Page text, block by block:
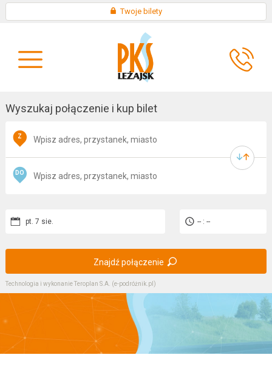
Skip
to
Twoje bilety
×
FIRMIE
Wyszukaj połączenie i kup bilet
Technologia i wykonanieTeroplan S.A. (e-podróżnik.pl)
Z
DO
pt. 7 sie. -- : --
Znajdź połączenie